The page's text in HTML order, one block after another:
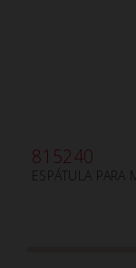
815240
ESPÁTULA PARA